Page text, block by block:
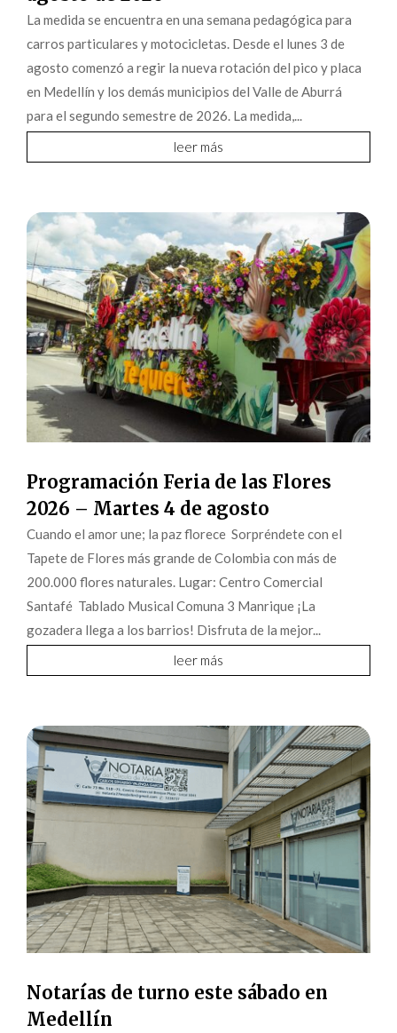
La medida se encuentra en una semana pedagógica para
carros particulares y motocicletas. Desde el lunes 3 de
agosto comenzó a regir la nueva rotación del pico y placa
en Medellín y los demás municipios del Valle de Aburrá
para el segundo semestre de 2026. La medida,...
leer más
Programación Feria de las Flores
2026 – Martes 4 de agosto
Cuando el amor une; la paz florece Sorpréndete con el
Tapete de Flores más grande de Colombia con más de
200.000 flores naturales. Lugar: Centro Comercial
Santafé Tablado Musical Comuna 3 Manrique ¡La
gozadera llega a los barrios! Disfruta de la mejor...
leer más
Notarías de turno este sábado en
Medellín